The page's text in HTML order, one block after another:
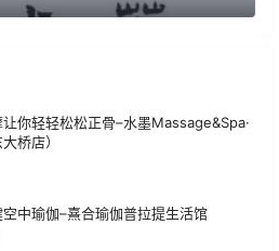
你轻轻松松正骨–水墨Massage&Spa·
桥店）
中瑜伽–熹合瑜伽普拉提生活馆